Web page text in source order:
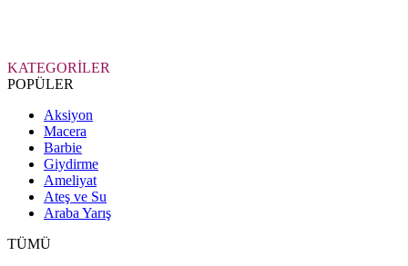
KATEGORİLER
POPÜLER
Aksiyon
Macera
Barbie
Giydirme
Ameliyat
Ateş ve Su
Araba Yarış
TÜMÜ